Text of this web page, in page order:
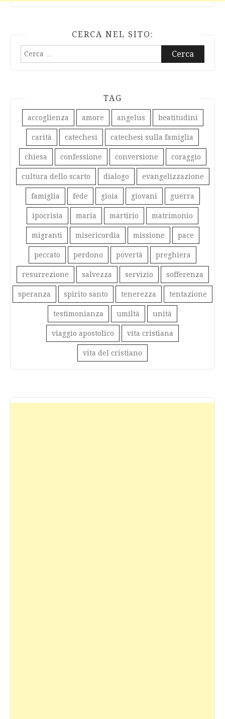
CERCA NEL SITO:
Ricerca
TAG
accoglienza amore angelus beatitudini
carità catechesi catechesi sulla famiglia
chiesa confessione conversione coraggio
cultura dello scarto dialogo evangelizzazione
famiglia fede gioia giovani guerra
ipocrisia maria martirio matrimonio
migranti misericordia missione pace
peccato perdono povertà preghiera
resurrezione salvezza servizio sofferenza
speranza spirito santo tenerezza tentazione
testimonianza umiltà unità
viaggio apostolico vita cristiana
vita del cristiano